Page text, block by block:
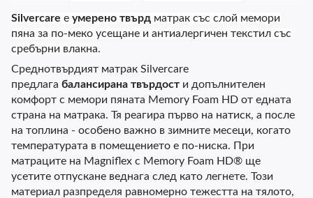
Silvercare е умерено твърд матрак със слой мемори
пяна за по-меко усещане и антиалергичен текстил със
сребърни влакна.
Среднотвърдият матрак Silvercare
предлага балансирана твърдост и допълнителен
комфорт с мемори пяната Memory Foam HD от едната
страна на матрака. Тя реагира първо на натиск, а после
на топлина - особено важно в зимните месеци, когато
температурата в помещението е по-ниска. При
матраците на Magniflex с Memory Foam HD® ще
усетите отпускане веднага след като легнете. Този
материал разпределя равномерно тежестта на тялото,